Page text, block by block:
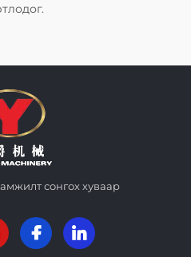
сонгох хуваар